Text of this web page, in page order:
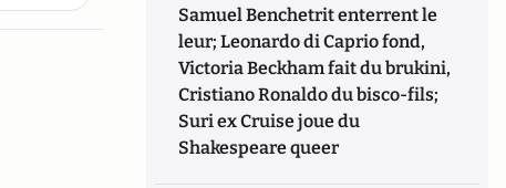
Samuel Benchetrit enterrent le
leur; Leonardo di Caprio fond,
Victoria Beckham fait du brukini,
Cristiano Ronaldo du bisco-fils;
Suri ex Cruise joue du
Shakespeare queer